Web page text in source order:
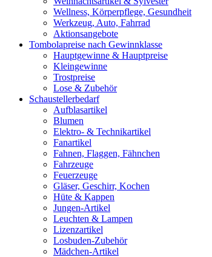
Wellness, Körperpflege, Gesundheit
Werkzeug, Auto, Fahrrad
Aktionsangebote
Tombolapreise nach Gewinnklasse
Hauptgewinne & Hauptpreise
Kleingewinne
Trostpreise
Lose & Zubehör
Schaustellerbedarf
Aufblasartikel
Blumen
Elektro- & Technikartikel
Fanartikel
Fahnen, Flaggen, Fähnchen
Fahrzeuge
Feuerzeuge
Gläser, Geschirr, Kochen
Hüte & Kappen
Jungen-Artikel
Leuchten & Lampen
Lizenzartikel
Losbuden-Zubehör
Mädchen-Artikel